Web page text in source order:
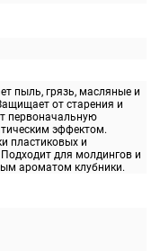
пыль, грязь, масляные и
от старения и
первоначальную
эффектом.
пластиковых и
для молдингов и
ароматом клубники.